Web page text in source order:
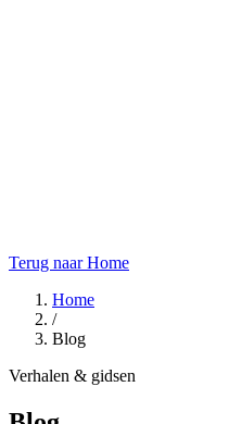
Terug naar Home
Home
/
Blog
Verhalen & gidsen